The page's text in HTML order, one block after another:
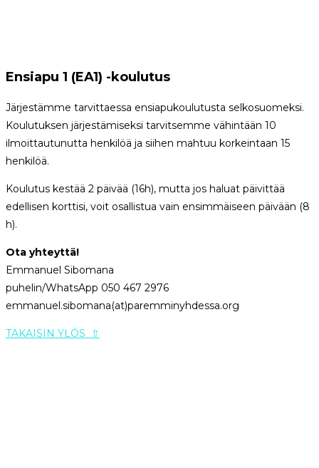
Ensiapu 1 (EA1) -koulutus
Järjestämme tarvittaessa ensiapukoulutusta selkosuomeksi.
Koulutuksen järjestämiseksi tarvitsemme vähintään 10
ilmoittautunutta henkilöä ja siihen mahtuu korkeintaan 15
henkilöä.
Koulutus kestää 2 päivää (16h), mutta jos haluat päivittää
edellisen korttisi, voit osallistua vain ensimmäiseen päivään (8
h).
Ota yhteyttä!
Emmanuel Sibomana
puhelin/WhatsApp 050 467 2976
emmanuel.sibomana(at)paremminyhdessa.org
TAKAISIN YLÖS ⇧